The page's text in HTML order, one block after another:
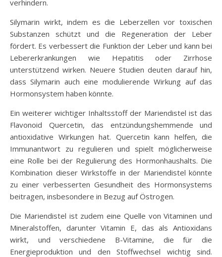
verhindern.
Silymarin wirkt, indem es die Leberzellen vor toxischen
Substanzen schützt und die Regeneration der Leber
fördert. Es verbessert die Funktion der Leber und kann bei
Lebererkrankungen wie Hepatitis oder Zirrhose
unterstützend wirken. Neuere Studien deuten darauf hin,
dass Silymarin auch eine modulierende Wirkung auf das
Hormonsystem haben könnte.
Ein weiterer wichtiger Inhaltsstoff der Mariendistel ist das
Flavonoid Quercetin, das entzündungshemmende und
antioxidative Wirkungen hat. Quercetin kann helfen, die
Immunantwort zu regulieren und spielt möglicherweise
eine Rolle bei der Regulierung des Hormonhaushalts. Die
Kombination dieser Wirkstoffe in der Mariendistel könnte
zu einer verbesserten Gesundheit des Hormonsystems
beitragen, insbesondere in Bezug auf Östrogen.
Die Mariendistel ist zudem eine Quelle von Vitaminen und
Mineralstoffen, darunter Vitamin E, das als Antioxidans
wirkt, und verschiedene B-Vitamine, die für die
Energieproduktion und den Stoffwechsel wichtig sind.